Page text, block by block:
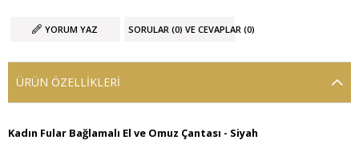
YORUM YAZ SORULAR (0) VE CEVAPLAR (0)
ÜRÜN ÖZELLIKLERI
Kadın Fular Bağlamalı El ve Omuz Çantası - Siyah